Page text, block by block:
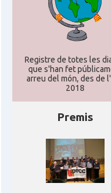
Consolat
Ambaixada
Registre de totes les
que s'han fet
arreu del món, des de
2018
Premis